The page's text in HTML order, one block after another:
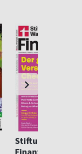
Stiftung